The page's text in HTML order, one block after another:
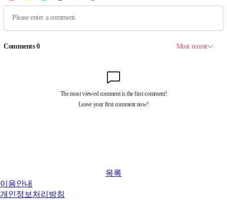
목록
이용안내
개인정보처리방침